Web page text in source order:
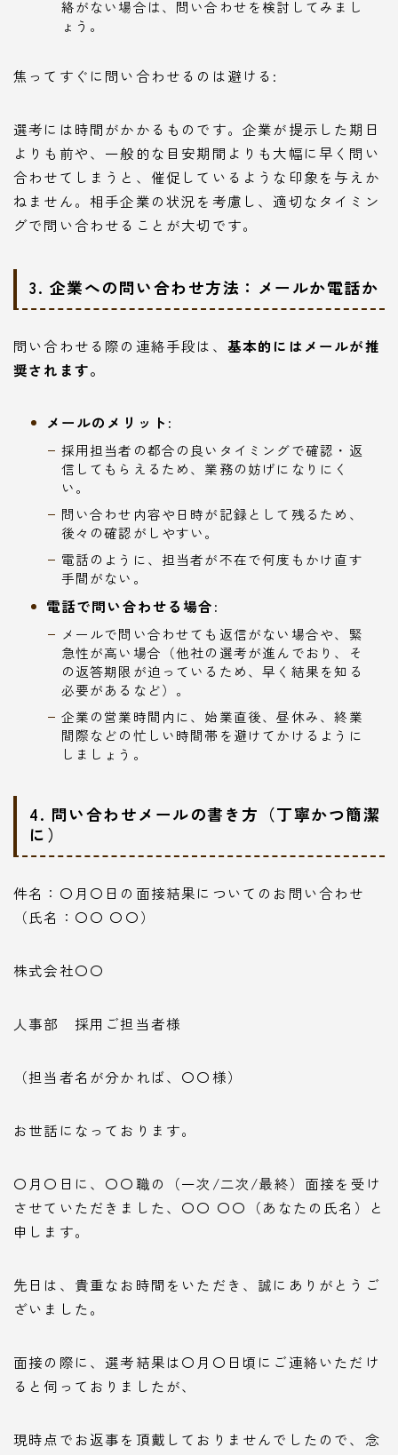
絡がない場合は、問い合わせを検討してみまし
ょう。
焦ってすぐに問い合わせるのは避ける:
選考には時間がかかるものです。企業が提示した期日
よりも前や、一般的な目安期間よりも大幅に早く問い
合わせてしまうと、催促しているような印象を与えか
ねません。相手企業の状況を考慮し、適切なタイミン
グで問い合わせることが大切です。
3. 企業への問い合わせ方法：メールか電話か
問い合わせる際の連絡手段は、 基本的にはメールが推
奨されます。
メールのメリット:
採用担当者の都合の良いタイミングで確認・返
信してもらえるため、業務の妨げになりにく
い。
問い合わせ内容や日時が記録として残るため、
後々の確認がしやすい。
電話のように、担当者が不在で何度もかけ直す
手間がない。
電話で問い合わせる場合:
メールで問い合わせても返信がない場合や、緊
急性が高い場合（他社の選考が進んでおり、そ
の返答期限が迫っているため、早く結果を知る
必要があるなど）。
企業の営業時間内に、始業直後、昼休み、終業
間際などの忙しい時間帯を避けてかけるように
しましょう。
4. 問い合わせメールの書き方（丁寧かつ簡潔
に）
件名：〇月〇日の面接結果についてのお問い合わせ
（氏名：〇〇 〇〇）
株式会社〇〇
人事部 採用ご担当者様
（担当者名が分かれば、〇〇様）
お世話になっております。
〇月〇日に、〇〇職の（一次/二次/最終）面接を受け
させていただきました、〇〇 〇〇（あなたの氏名）と
申します。
先日は、貴重なお時間をいただき、誠にありがとうご
ざいました。
面接の際に、選考結果は〇月〇日頃にご連絡いただけ
ると伺っておりましたが、
現時点でお返事を頂戴しておりませんでしたので、念